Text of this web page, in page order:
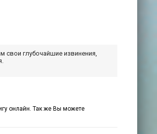
свои глубочайшие извинения,
онлайн. Так же Вы можете